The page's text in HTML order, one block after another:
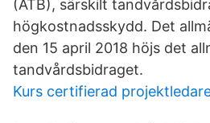
(ATB), särskilt
högkostnadsskydd. Det
den 15 april 2018 höjs det
tandvårdsbidraget.
Kurs certifierad